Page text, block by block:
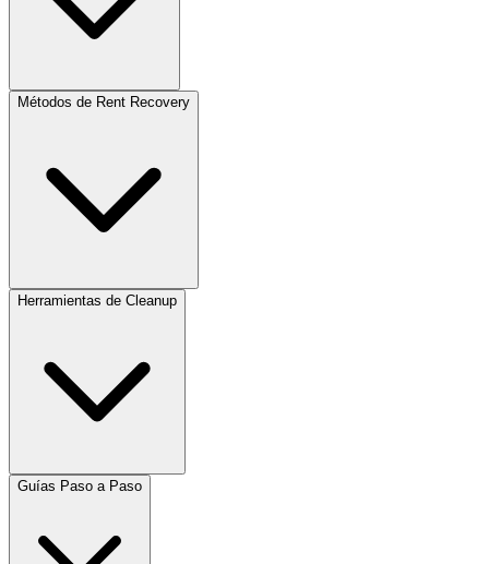
Métodos de Rent Recovery
Herramientas de Cleanup
Guías Paso a Paso